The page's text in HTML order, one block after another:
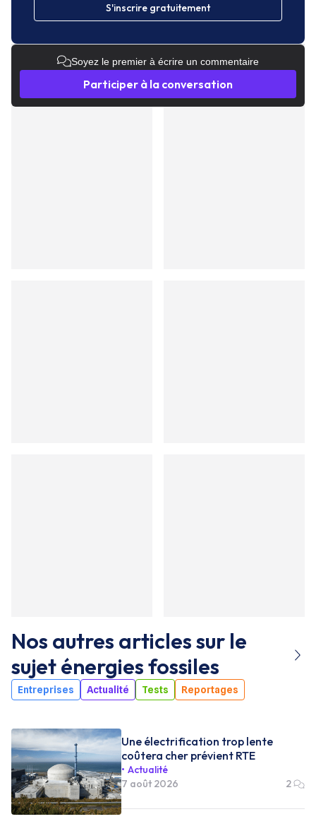
S'inscrire gratuitement
Soyez le premier à écrire un commentaire
Participer à la conversation
Nos autres articles sur le
sujeténergies fossiles
Entreprises Actualité Tests Reportages
Une électrification trop lente
coûtera cher prévient RTE
Actualité
7 août 2026
2